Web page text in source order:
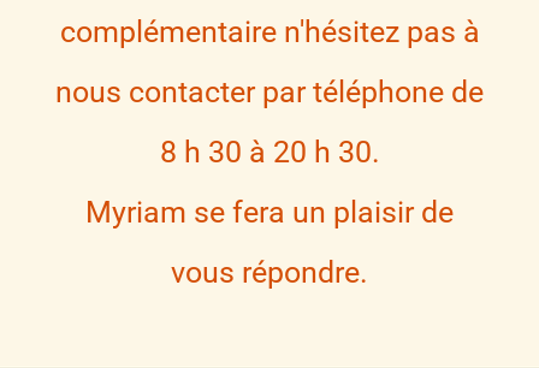
complémentaire n'hésitez pas à
nous contacter par téléphone de
8 h 30 à 20 h 30.
Myriam se fera un plaisir de
vous répondre.